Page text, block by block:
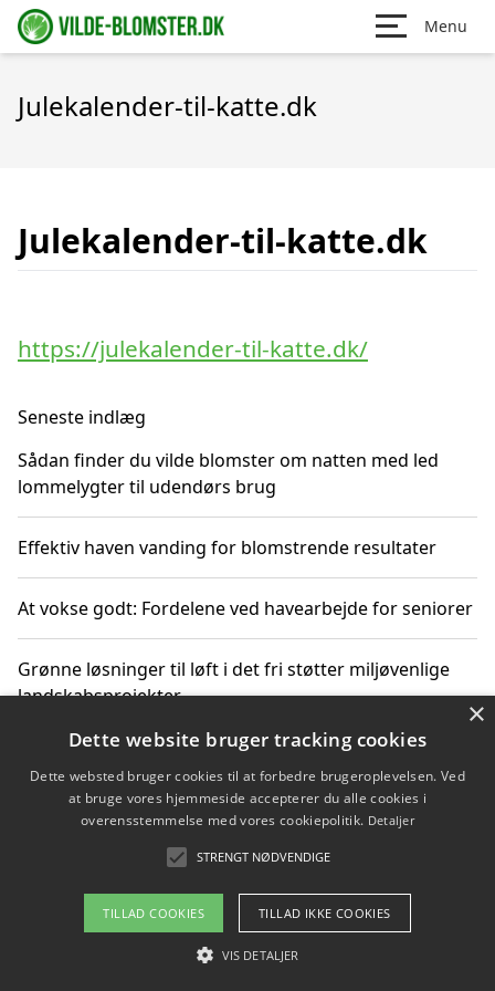
Menu
Julekalender-til-katte.dk
Julekalender-til-katte.dk
https://julekalender-til-katte.dk/
Seneste indlæg
Sådan finder du vilde blomster om natten med led
lommelygter til udendørs brug
Effektiv haven vanding for blomstrende resultater
At vokse godt: Fordelene ved havearbejde for seniorer
Grønne løsninger til løft i det fri støtter miljøvenlige
landskabsprojekter
Gør haven til et frirum for familien og naturen
Copyright 2026 - Pilanto Aps
Om / kontakt
Blog Betingelser
×
Dette website bruger tracking cookies
Dette websted bruger cookies til at forbedre brugeroplevelsen. Ved
at bruge vores hjemmeside accepterer du alle cookies i
overensstemmelse med vores cookiepolitik. Detaljer
STRENGT NØDVENDIGE
TILLAD COOKIES TILLAD IKKE COOKIES
VIS DETALJER